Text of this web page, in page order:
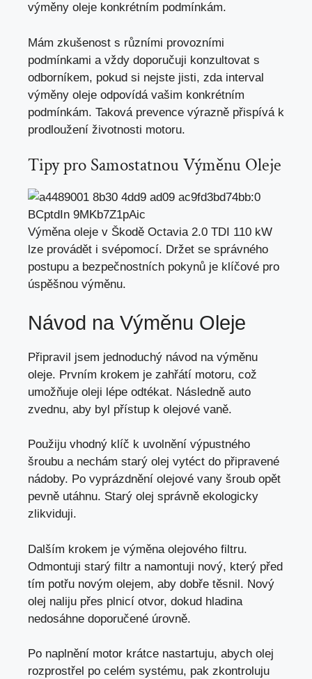
výměny oleje konkrétním podmínkám.
Mám zkušenost s různími provozními
podmínkami a vždy doporučuji konzultovat s
odborníkem, pokud si nejste jisti, zda interval
výměny oleje odpovídá vašim konkrétním
podmínkám. Taková prevence výrazně přispívá k
prodloužení životnosti motoru.
Tipy pro Samostatnou Výměnu Oleje
Výměna oleje v Škodě Octavia 2.0 TDI 110 kW
lze provádět i svépomocí. Držet se správného
postupu a bezpečnostních pokynů je klíčové pro
úspěšnou výměnu.
Návod na Výměnu Oleje
Připravil jsem jednoduchý návod na výměnu
oleje. Prvním krokem je zahřátí motoru, což
umožňuje oleji lépe odtékat. Následně auto
zvednu, aby byl přístup k olejové vaně.
Použiju vhodný klíč k uvolnění výpustného
šroubu a nechám starý olej vytéct do připravené
nádoby. Po vyprázdnění olejové vany šroub opět
pevně utáhnu. Starý olej správně ekologicky
zlikviduji.
Dalším krokem je výměna olejového filtru.
Odmontuji starý filtr a namontuji nový, který před
tím potřu novým olejem, aby dobře těsnil. Nový
olej naliju přes plnicí otvor, dokud hladina
nedosáhne doporučené úrovně.
Po naplnění motor krátce nastartuju, abych olej
rozprostřel po celém systému, pak zkontroluju